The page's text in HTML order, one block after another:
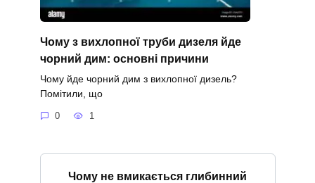
Чому з вихлопної труби дизеля йде
чорний дим: основні причини
Чому йде чорний дим з вихлопної дизель?
Помітили, що
0 1
Чому не вмикається глибинний